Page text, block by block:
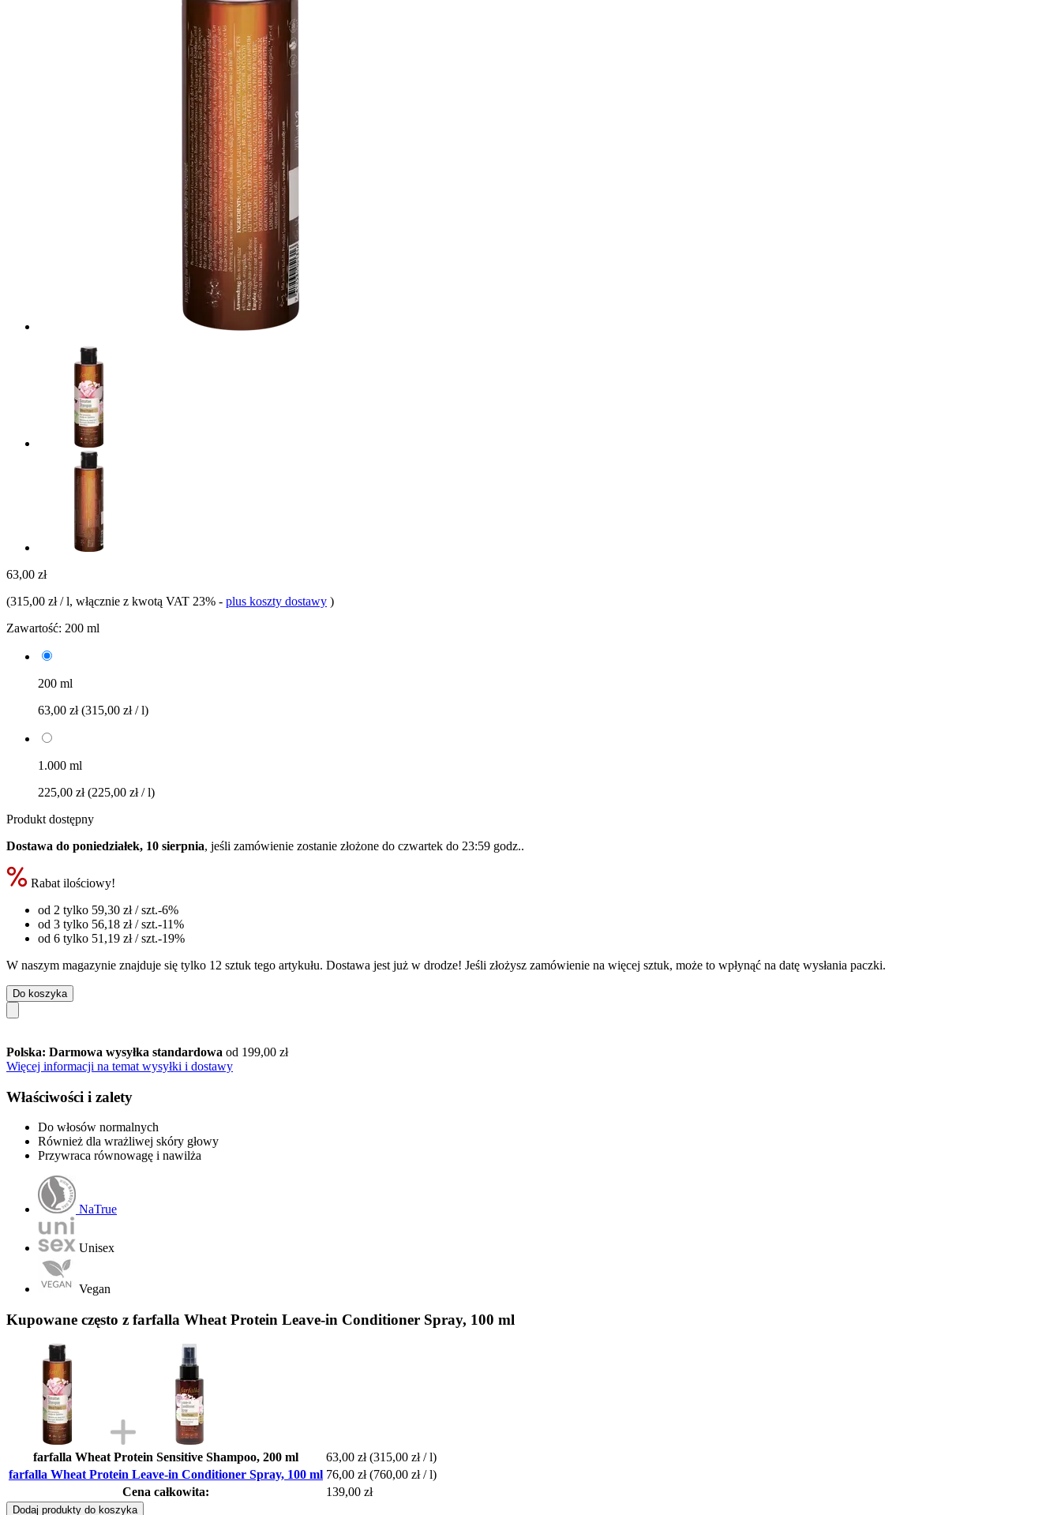
63,00 zł
(315,00 zł / l, włącznie z kwotą VAT 23% - plus koszty dostawy )
Zawartość: 200 ml
200 ml
63,00 zł(315,00 zł / l)
1.000 ml
225,00 zł(225,00 zł / l)
Produkt dostępny
Dostawa do poniedziałek, 10 sierpnia, jeśli zamówienie zostanie złożone do czwartek do 23:59 godz..
Rabat ilościowy!
od 2 tylko 59,30 zł/ szt.-6%
od 3 tylko 56,18 zł/ szt.-11%
od 6 tylko 51,19 zł/ szt.-19%
W naszym magazynie znajduje się tylko 12 sztuk tego artykułu. Dostawa jest już w drodze! Jeśli złożysz zamówienie na więcej sztuk, może to wpłynąć na datę wysłania paczki.
Do koszyka
Polska: Darmowa wysyłka standardowa od 199,00 zł
Więcej informacji na temat wysyłki i dostawy
Właściwości i zalety
Do włosów normalnych
Również dla wrażliwej skóry głowy
Przywraca równowagę i nawilża
NaTrue
Unisex
Vegan
Kupowane często z farfalla Wheat Protein Leave-in Conditioner Spray, 100 ml
farfalla Wheat Protein Sensitive Shampoo, 200 ml 63,00 zł (315,00 zł / l)
farfalla Wheat Protein Leave-in Conditioner Spray, 100 ml 76,00 zł (760,00 zł / l)
Cena całkowita:
139,00 zł
Dodaj produkty do koszyka